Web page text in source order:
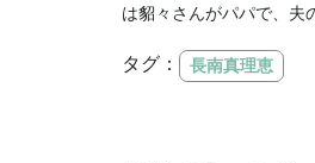
は貂々さんがパパで、夫
タグ： 長南真理恵